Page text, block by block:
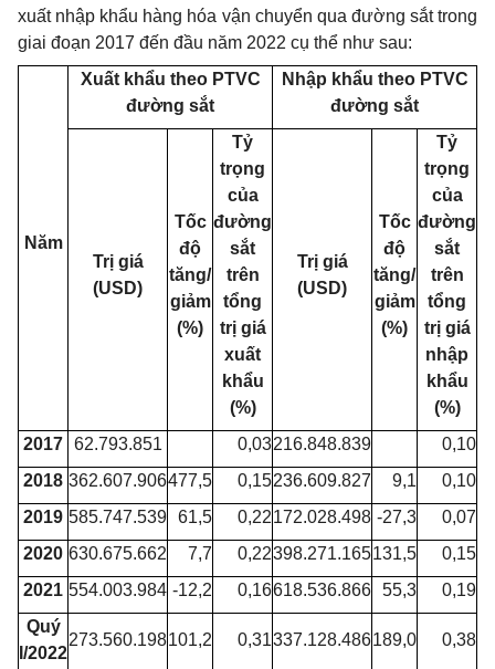
xuất nhập khẩu hàng hóa vận chuyển qua đường sắt trong
giai đoạn 2017 đến đầu năm 2022 cụ thể như sau:
Năm
Xuất khẩu theo PTVC
đường sắt
Nhập khẩu theo PTVC
đường sắt
Trị giá
(USD)
Tốc
độ
tăng/
giảm
(%)
Tỷ
trọng
của
đường
sắt
trên
tổng
trị giá
xuất
khẩu
(%)
Trị giá
(USD)
Tốc
độ
tăng/
giảm
(%)
Tỷ
trọng
của
đường
sắt
trên
tổng
trị giá
nhập
khẩu
(%)
2017 62.793.851 0,03216.848.839
0,10
2018 362.607.906477,5 0,15236.609.827 9,1
0,10
2019 585.747.539 61,5 0,22172.028.498 -27,3
0,07
2020 630.675.662 7,7 0,22398.271.165131,5
0,15
2021 554.003.984 -12,2 0,16618.536.866 55,3
0,19
Quý
I/2022
273.560.198101,2 0,31337.128.486189,0 0,38